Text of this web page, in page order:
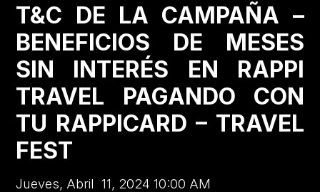
T&C DE LA CAMPAÑA –
BENEFICIOS DE MESES
SIN INTERÉS EN RAPPI
TRAVEL PAGANDO CON
TU RAPPICARD – TRAVEL
FEST
Jueves, Abril 11, 2024 10:00 AM